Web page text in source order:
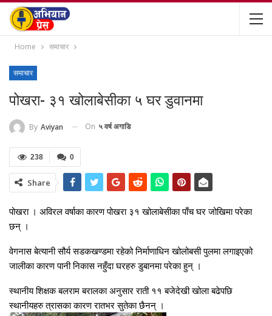
Home समाचार
समाचार
पोखरा- ३१ खोलाबेसीका ५ घर डुवानमा
By Aviyan On ५ वर्ष अगाडि
0
238
Share
पोखरा । अविरल वर्षाका कारण पोखरा ३१ खोलाबेसीका पाँच घर जोखिमा परेका
छन् ।
वेगनास बेत्यानी सौर्य सडकखण्डमा रहेको निर्माणाधिन खोलोबसी पुलमा लगाइएको
जालीका कारण पानी निकास नहुँदा घरहरु डुबानमा परेका हुन् ।
स्थानीय शिक्षक बलराम बरालका अनुसार राती ११ बजेदेखी खोला बढेपछि
स्थानीयहरु त्रासका कारण रातभर सुतेका छैनन् ।